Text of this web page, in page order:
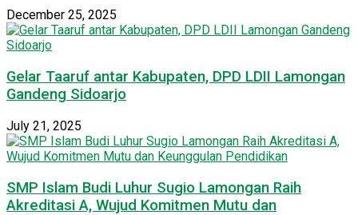
December 25, 2025
Gelar Taaruf antar Kabupaten, DPD LDII Lamongan
Gandeng Sidoarjo
July 21, 2025
SMP Islam Budi Luhur Sugio Lamongan Raih
Akreditasi A, Wujud Komitmen Mutu dan